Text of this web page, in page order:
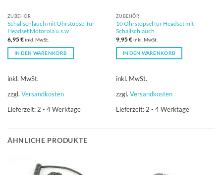
ZUBEHÖR
Schallschlauch mit Ohrstöpsel für
Headset Motorola u.s.w
6,95€inkl. MwSt.
IN DEN WARENKORB
inkl. MwSt.
zzgl. Versandkosten
Lieferzeit: 2 - 4 Werktage
ZUBEHÖR
10 Ohrstöpsel für Headset mit
Schallschlauch
9,95€inkl. MwSt.
IN DEN WARENKORB
inkl. MwSt.
zzgl. Versandkosten
Lieferzeit: 2 - 4 Werktage
ÄHNLICHE PRODUKTE